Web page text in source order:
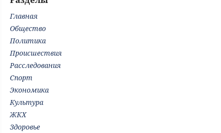
Главная
Общество
Политика
Происшествия
Расследования
Спорт
Экономика
Культура
ЖКХ
Здоровье